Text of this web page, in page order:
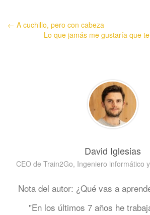
← A cuchillo, pero con cabeza
Lo que jamás me gustaría que
David Iglesias
CEO de Train2Go, Ingeniero informático
Nota del autor: ¿Qué vas a
"En los últimos 7 años he